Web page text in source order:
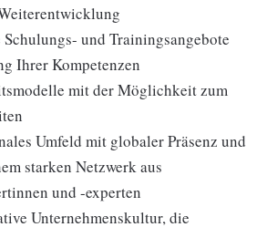
und Trainingsangebote
Ihrer Kompetenzen
mit der Möglichkeit zum
Umfeld mit globaler Präsenz und
starken Netzwerk aus
und -experten
Unternehmenskultur, die